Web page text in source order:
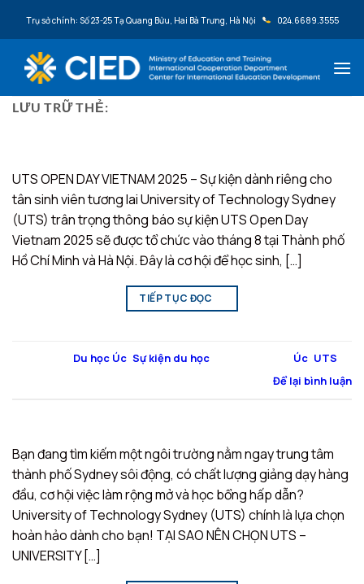
Trụ sở chính: Số 23-25 Tạ Quang Bửu, Hai Bà Trưng, Hà Nội 024.6689.3555
LƯU TRỮ THẺ:
UTS OPEN DAY VIETNAM 2025 – Sự kiện dành riêng cho
tân sinh viên tương lai University of Technology Sydney
(UTS) trân trọng thông báo sự kiện UTS Open Day
Vietnam 2025 sẽ được tổ chức vào tháng 8 tại Thành phố
Hồ Chí Minh và Hà Nội. Đây là cơ hội để học sinh, […]
TIẾP TỤC ĐỌC
Du học Úc Sự kiện du học Úc UTS
Để lại bình luận
Bạn đang tìm kiếm một ngôi trường nằm ngay trung tâm
thành phố Sydney sôi động, có chất lượng giảng dạy hàng
đầu, cơ hội việc làm rộng mở và học bổng hấp dẫn?
University of Technology Sydney (UTS) chính là lựa chọn
hoàn hảo dành cho bạn! TẠI SAO NÊN CHỌN UTS –
UNIVERSITY […]